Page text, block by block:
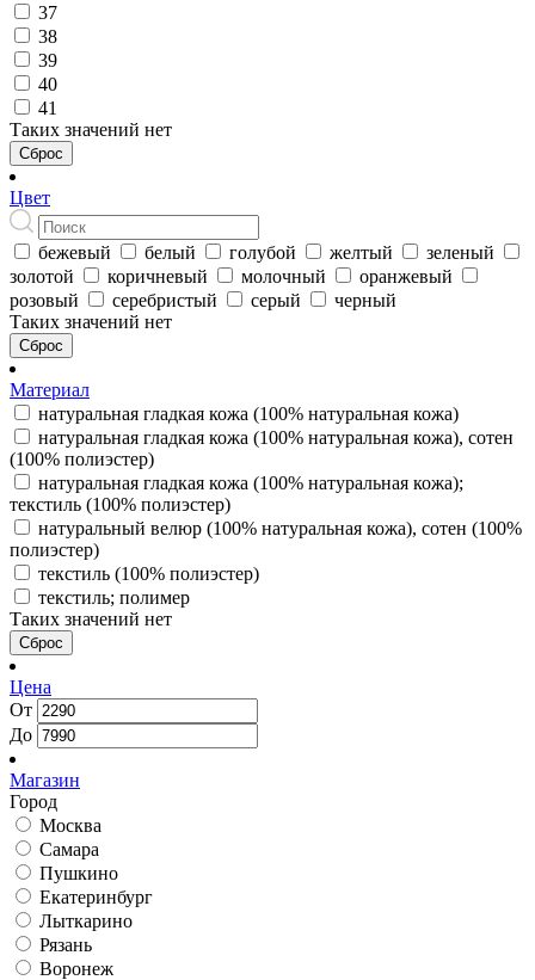
37
38
39
40
41
Таких значений нет
Сброс
Цвет
бежевый белый голубой желтый
зеленый
золотой
коричневый молочный
оранжевый
розовый
серебристый серый
черный
Таких значений нет
Сброс
Материал
натуральная гладкая кожа (100% натуральная кожа)
натуральная гладкая кожа (100% натуральная кожа), сотен
(100% полиэстер)
натуральная гладкая кожа (100% натуральная кожа);
текстиль (100% полиэстер)
натуральный велюр (100% натуральная кожа), сотен (100%
полиэстер)
текстиль (100% полиэстер)
текстиль; полимер
Таких значений нет
Сброс
Цена
От
До
Магазин
Город
Москва
Самара
Пушкино
Екатеринбург
Лыткарино
Рязань
Воронеж